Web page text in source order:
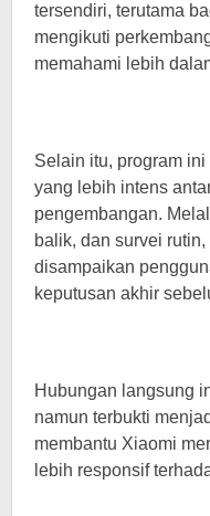
tersendiri, terutama
mengikuti
memahami lebih
Selain itu, program
yang lebih intens
pengembangan.
balik, dan survei
disampaikan
keputusan akhir
Hubungan langsung
namun terbukti
membantu Xiaomi
lebih responsif